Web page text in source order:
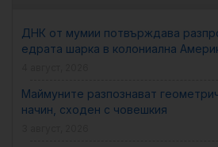
ДНК от мумии потвърждава
едрата шарка в колониална
Маймуните разпознават
начин, сходен с човешкия